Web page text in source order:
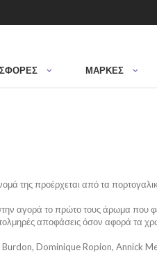
ΜΆΡΚΕΣ
της προέρχεται από τα
αγορά το πρώτο τους άρωμα που
αποφάσεις όσον αφορά
Burdon, Dominique Ropion,